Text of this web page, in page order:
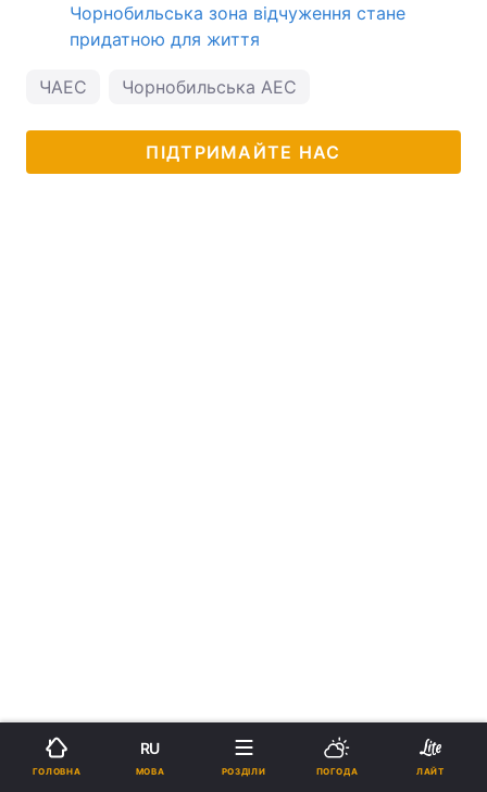
Чорнобильська зона відчуження стане
придатною для життя
ЧАЕС Чорнобильська АЕС
ПІДТРИМАЙТЕ НАС
ГОЛОВНА
RU
МОВА РОЗДІЛИ ПОГОДА ЛАЙТ